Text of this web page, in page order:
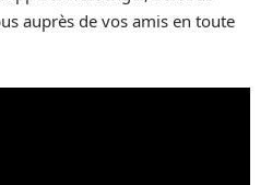
auprès de vos amis en toute